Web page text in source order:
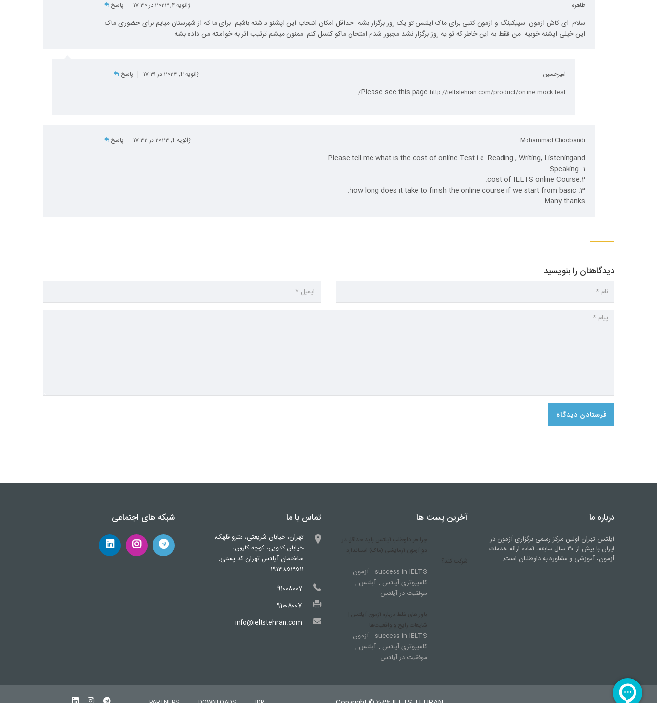
طاهره ژانویه 4, 2023 در 17:30 پاسخ
سلام. ای کاش ازمون اسپیکینگ و ازمون کتبی برای ماک ایلتس تو یک روز برگزار بشه. حداقل امکان انتخاب این اپشنو داشته باشیم. برای ما که از شهرستان میایم برای حضوری ماک
این خیلی اپشنه خوبیه. من فقط به این خاطر که تو یه روز برگزار نشد مجبور شدم امتحان ماکو کنسل کنم. ممنون میشم ترتیب اثر به خواسته من داده بشه.
امیرحسین ژانویه 4, 2023 در 17:31 پاسخ
Please see this page http://ieltstehran.com/product/online-mock-test/
Mohammad Choobandi ژانویه 4, 2023 در 17:32 پاسخ
Please tell me what is the cost of online Test i.e. Reading , Writing, Listeningand
1 .Speaking.
2.cost of IELTS online Course.
3. how long does it take to finish the online course if we start from basic.
Many thanks
دیدگاهتان را بنویسید
شبکه های اجتماعی تماس با ما
تهران، خیابان شریعتی، مترو قلهک،
خیابان کدویی، کوچه کارون،
ساختمان آیلتس تهران کد پستی:
1913853511
91008007
91008007
info@ieltstehran.com
آخرین پست ها
چرا هر داوطلب آیلتس باید حداقل در
دو آزمون آزمایشی (ماک) استاندارد
شرکت کند؟
success in IELTS
, آزمون
کامپیوتری آیلتس , آیلتس ,
موفقیت در آیلتس
باور های غلط درباره آزمون آیلتس |
شایعات رایج و واقعیت‌ها
success in IELTS
, آزمون
کامپیوتری آیلتس , آیلتس ,
موفقیت در آیلتس
درباره ما
آیلتس تهران اولین مرکز رسمی برگزاری آزمون در
ایران با بیش از ۳۰ سال سابقه، آماده ارائه خدمات
آزمون، آموزشی و مشاوره به داوطلبان است.